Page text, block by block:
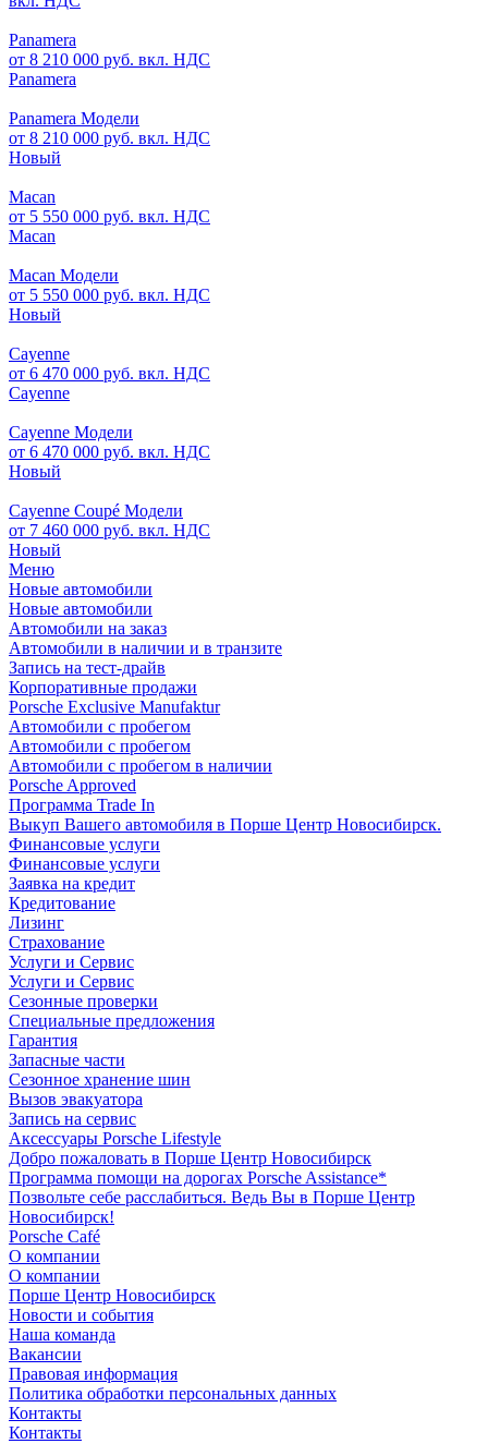
Panamera
от 8 210 000 руб. вкл. НДС
Panamera
Panamera Модели
от 8 210 000 руб. вкл. НДС
Новый
Macan
от 5 550 000 руб. вкл. НДС
Macan
Macan Модели
от 5 550 000 руб. вкл. НДС
Новый
Cayenne
от 6 470 000 руб. вкл. НДС
Cayenne
Cayenne Модели
от 6 470 000 руб. вкл. НДС
Новый
Cayenne Coupé Модели
от 7 460 000 руб. вкл. НДС
Новый
Меню
Новые автомобили
Новые автомобили
Автомобили на заказ
Автомобили в наличии и в транзите
Запись на тест-драйв
Корпоративные продажи
Porsche Exclusive Manufaktur
Автомобили с пробегом
Автомобили с пробегом
Автомобили с пробегом в наличии
Porsche Approved
Программа Trade In
Выкуп Вашего автомобиля в Порше Центр Новосибирск.
Финансовые услуги
Финансовые услуги
Заявка на кредит
Кредитование
Лизинг
Страхование
Услуги и Сервис
Услуги и Сервис
Сезонные проверки
Специальные предложения
Гарантия
Запасные части
Сезонное хранение шин
Вызов эвакуатора
Запись на сервис
Аксессуары Porsche Lifestyle
Добро пожаловать в Порше Центр Новосибирск
Программа помощи на дорогах Porsche Assistance*
Позвольте себе расслабиться. Ведь Вы в Порше Центр
Новосибирск!
Porsche Café
О компании
О компании
Порше Центр Новосибирск
Новости и события
Наша команда
Вакансии
Правовая информация
Политика обработки персональных данных
Контакты
Контакты